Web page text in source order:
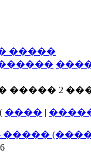
�����
����� 2
( ���� |